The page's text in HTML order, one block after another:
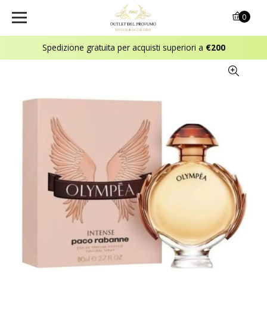
Spedizione gratuita per acquisti superiori a €200
0